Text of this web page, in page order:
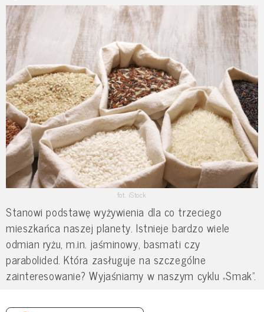
fot. iStock
Stanowi podstawę wyżywienia dla co trzeciego
mieszkańca naszej planety. Istnieje bardzo wiele
odmian ryżu, m.in. jaśminowy, basmati czy
parabolided. Która zasługuje na szczególne
zainteresowanie? Wyjaśniamy w naszym cyklu „Smak”.